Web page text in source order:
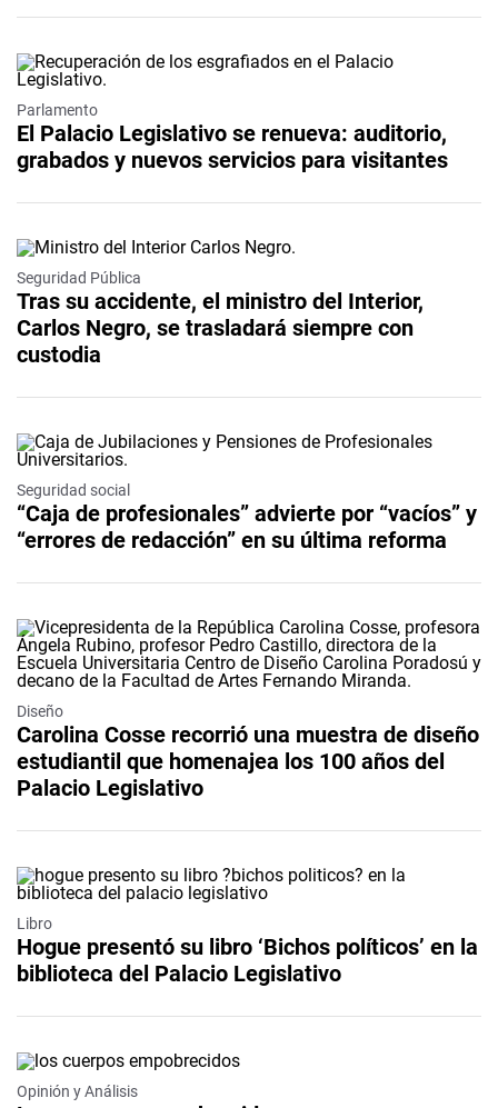
Parlamento
El Palacio Legislativo se renueva: auditorio,
grabados y nuevos servicios para visitantes
Seguridad Pública
Tras su accidente, el ministro del Interior,
Carlos Negro, se trasladará siempre con
custodia
Seguridad social
“Caja de profesionales” advierte por “vacíos” y
“errores de redacción” en su última reforma
Diseño
Carolina Cosse recorrió una muestra de diseño
estudiantil que homenajea los 100 años del
Palacio Legislativo
Libro
Hogue presentó su libro ‘Bichos políticos’ en la
biblioteca del Palacio Legislativo
Opinión y Análisis